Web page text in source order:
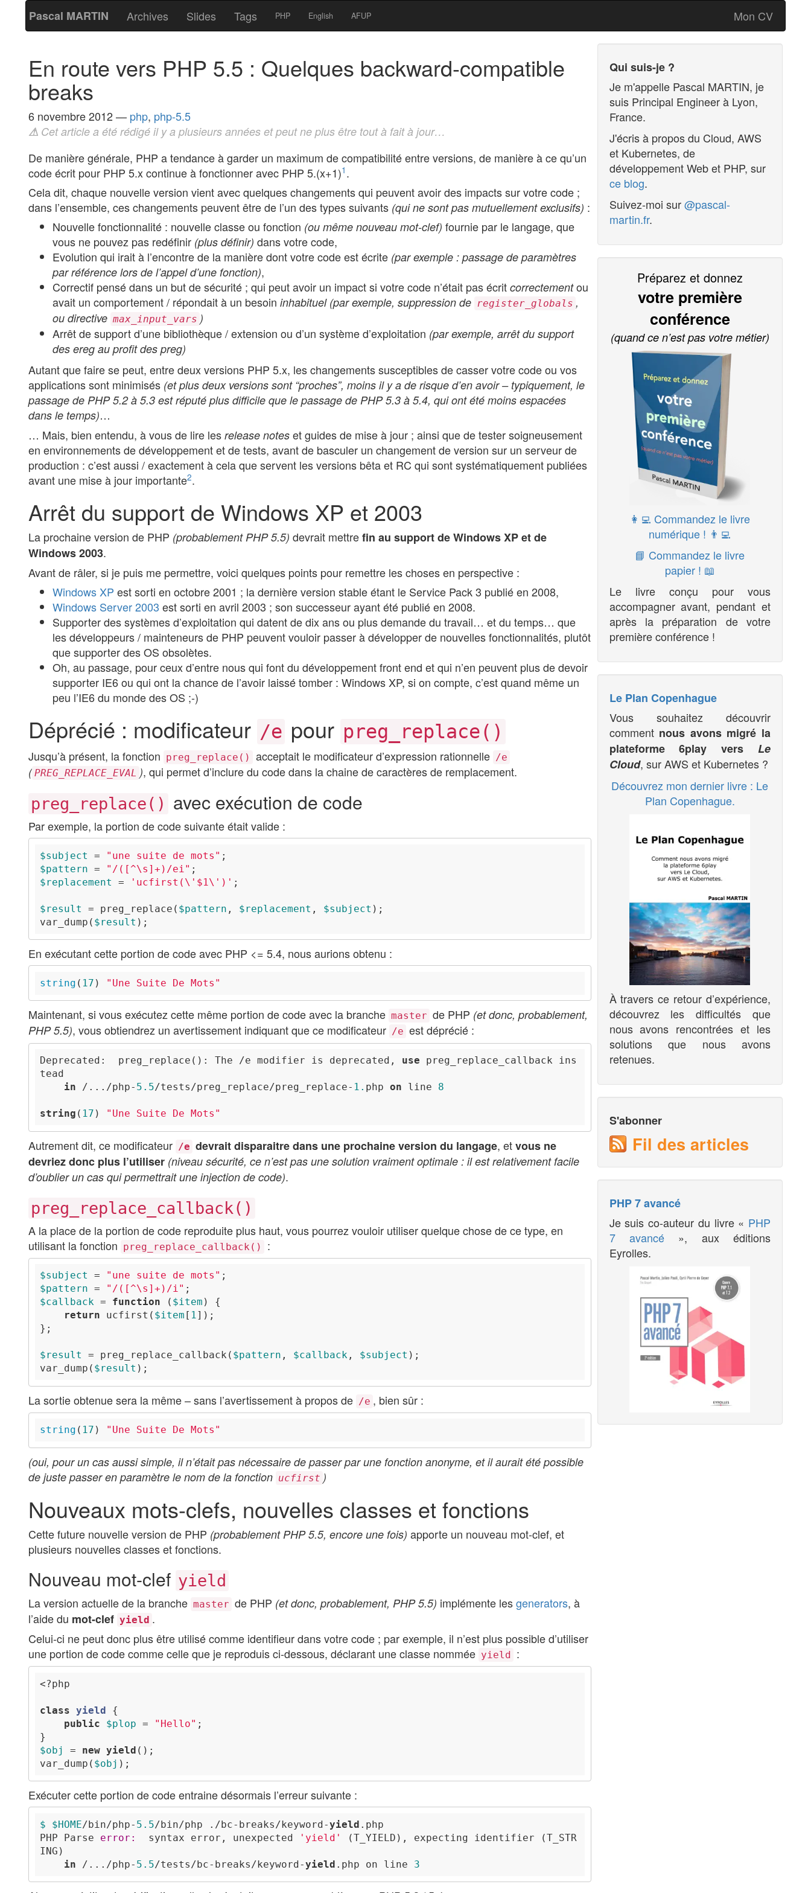
Pascal MARTIN Archives Slides Tags PHP English AFUP Mon CV
En route vers PHP 5.5 : Quelques backward-compatible
breaks
6 novembre 2012— php, php-5.5
⚠ Cet article a été rédigé il y a plusieurs années et peut ne plus être tout à fait à jour…
De manière générale, PHP a tendance à garder un maximum de compatibilité entre versions, de manière à ce qu’un
code écrit pour PHP 5.x continue à fonctionner avec PHP 5.(x+1)1 .
Cela dit, chaque nouvelle version vient avec quelques changements qui peuvent avoir des impacts sur votre code ;
dans l’ensemble, ces changements peuvent être de l’un des types suivants (qui ne sont pas mutuellement exclusifs) :
Nouvelle fonctionnalité : nouvelle classe ou fonction (ou même nouveau mot-clef) fournie par le langage, que
vous ne pouvez pas redéfinir (plus définir) dans votre code,
Evolution qui irait à l’encontre de la manière dont votre code est écrite (par exemple : passage de paramètres
par référence lors de l’appel d’une fonction),
Correctif pensé dans un but de sécurité ; qui peut avoir un impact si votre code n’était pas écrit correctementou
avait un comportement / répondait à un besoin inhabituel (par exemple, suppression de register_globals ,
ou directive max_input_vars )
Arrêt de support d’une bibliothèque / extension ou d’un système d’exploitation (par exemple, arrêt du support
des ereg au profit des preg)
Autant que faire se peut, entre deux versions PHP 5.x, les changements susceptibles de casser votre code ou vos
applications sont minimisés (et plus deux versions sont “proches”, moins il y a de risque d’en avoir – typiquement, le
passage de PHP 5.2 à 5.3 est réputé plus difficile que le passage de PHP 5.3 à 5.4, qui ont été moins espacées
dans le temps)…
… Mais, bien entendu, à vous de lire les release notes et guides de mise à jour ; ainsi que de tester soigneusement
en environnements de développement et de tests, avant de basculer un changement de version sur un serveur de
production : c’est aussi / exactement à cela que servent les versions bêta et RC qui sont systématiquement publiées
avant une mise à jour importante2.
Arrêt du support de Windows XP et 2003
La prochaine version de PHP (probablement PHP 5.5) devrait mettrefin au support de Windows XP et de
Windows 2003.
Avant de râler, si je puis me permettre, voici quelques points pour remettre les choses en perspective :
Windows XP est sorti en octobre 2001 ; la dernière version stable étant le Service Pack 3 publié en 2008,
Windows Server 2003 est sorti en avril 2003 ; son successeur ayant été publié en 2008.
Supporter des systèmes d’exploitation qui datent de dix ans ou plus demande du travail… et du temps… que
les développeurs / mainteneurs de PHP peuvent vouloir passer à développer de nouvelles fonctionnalités, plutôt
que supporter des OS obsolètes.
Oh, au passage, pour ceux d’entre nous qui font du développement front end et qui n’en peuvent plus de devoir
supporter IE6 ou qui ont la chance de l’avoir laissé tomber : Windows XP, si on compte, c’est quand même un
peu l’IE6 du monde des OS ;-)
Déprécié : modificateur /e pour preg_replace()
Jusqu’à présent, la fonction preg_replace() acceptait le modificateur d’expression rationnelle /e
( PREG_REPLACE_EVAL ), qui permet d’inclure du code dans la chaine de caractères de remplacement.
preg_replace() avec exécution de code
Par exemple, la portion de code suivante était valide :
$subject = "une suite de mots"
$pattern = "/([^\s]+)/ei"
$replacement = 'ucfirst(\'$1\')'
$result = preg_replace( $pattern , $replacement , $subject
var_dump( $result
En exécutant cette portion de code avec PHP <= 5.4, nous aurions obtenu :
string ( 17 ) "Une Suite De Mots"
Maintenant, si vous exécutez cette même portion de code avec la branche master de PHP (et donc, probablement,
PHP 5.5), vous obtiendrez un avertissement indiquant que ce modificateur /e est déprécié :
Deprecated:  preg_replace(): The /e modifier is deprecated, use preg_replace_callback ins
in /.../php- 5.5/tests/preg_replace/preg_replace- 1. php on line 8
string ( 17 ) "Une Suite De Mots"
Autrement dit, ce modificateur /e devrait disparaitre dans une prochaine version du langage, etvous ne
devriez donc plus l’utiliser (niveau sécurité, ce n’est pas une solution vraiment optimale : il est relativement facile
d’oublier un cas qui permettrait une injection de code).
preg_replace_callback()
A la place de la portion de code reproduite plus haut, vous pourrez vouloir utiliser quelque chose de ce type, en
utilisant la fonction preg_replace_callback() :
$subject = "une suite de mots"
$pattern = "/([^\s]+)/i"
$callback = function ( $item )
return ucfirst( $item [ 1
$result = preg_replace_callback( $pattern , $callback, $subject
var_dump( $result
La sortie obtenue sera la même – sans l’avertissement à propos de /e , bien sûr :
string ( 17 ) "Une Suite De Mots"
(oui, pour un cas aussi simple, il n’était pas nécessaire de passer par une fonction anonyme, et il aurait été possible
de juste passer en paramètre le nom de la fonction ucfirst )
Nouveaux mots-clefs, nouvelles classes et fonctions
Cette future nouvelle version de PHP (probablement PHP 5.5, encore une fois) apporte un nouveau mot-clef, et
plusieurs nouvelles classes et fonctions.
Nouveau mot-clef yield
La version actuelle de la branche master de PHP (et donc, probablement, PHP 5.5) implémente lesgenerators, à
l’aide du mot-clef yield .
Celui-ci ne peut donc plus être utilisé comme identifieur dans votre code ; par exemple, il n’est plus possible d’utiliser
une portion de code comme celle que je reproduis ci-dessous, déclarant une classe nommée yield :
<?php
class yield
public
$plop = "Hello"
$obj
= new yield
var_dump( $obj
Exécuter cette portion de code entraine désormais l’erreur suivante :
$ $HOME/bin/php- 5.5/bin/php ./bc-breaks/keyword-yield
PHP
Parse error:
  syntax error, unexpected
'yield' (T_YIELD ), expecting identifier (T_STR
ING
in /.../php- 5.5/tests/bc-breaks/keyword-yield .php on line 3
Qui suis-je ?
Je m'appelle Pascal MARTIN, je
suis Principal Engineerà Lyon,
France.
J'écris à propos du Cloud, AWS
et Kubernetes, de
développement Web et PHP, sur
ce blog.
Suivez-moi sur@pascal-
martin.fr.
Préparez et donnez
votre première
conférence
(quand ce n’est pas votre métier)
👩‍💻 Commandez le livre
numérique ! 👨‍💻
📘 Commandez le livre
papier ! 📖
Le livre conçu pour vous
accompagner avant, pendant et
après la préparation de votre
première conférence !
Le Plan Copenhague
Vous souhaitez découvrir
comment nous avons migré la
plateforme 6play vers Le
Cloud, sur AWS et Kubernetes ?
Découvrez mon dernier livre : Le
Plan Copenhague.
À travers ce retour d’expérience,
découvrez les difficultés que
nous avons rencontrées et les
solutions que nous avons
retenues.
S'abonner
Fil des articles
PHP 7 avancé
Je suis co-auteur du livre « PHP
7 avancé», aux éditions
Eyrolles.